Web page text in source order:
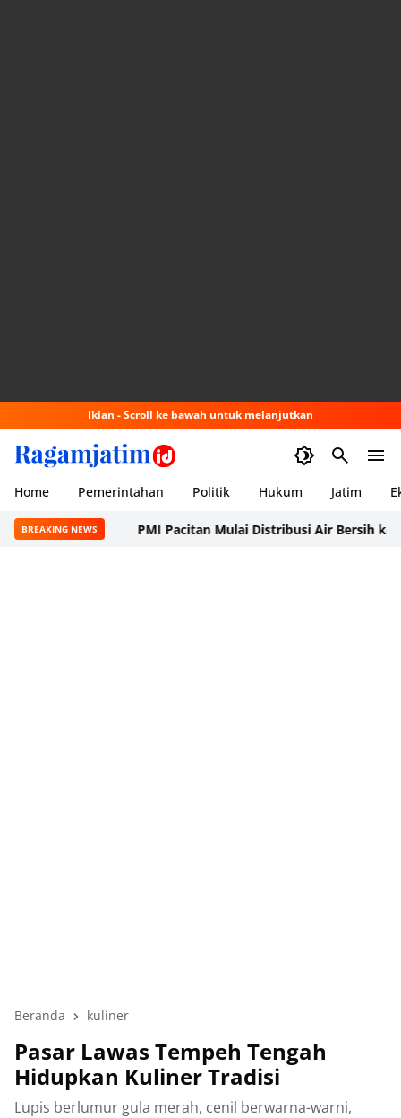
Iklan - Scroll ke bawah untuk melanjutkan
Home Pemerintahan Politik Hukum Jatim
BREAKING NEWSPMI Pacitan Mulai Distribusi Air Bersih ke Dusun
Beranda kuliner
Pasar Lawas Tempeh Tengah
Hidupkan Kuliner Tradisi
Lupis berlumur gula merah, cenil berwarna-warni,